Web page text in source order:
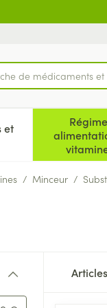
de médicaments e
et
le sous-menu
/ Minceur /
Articles